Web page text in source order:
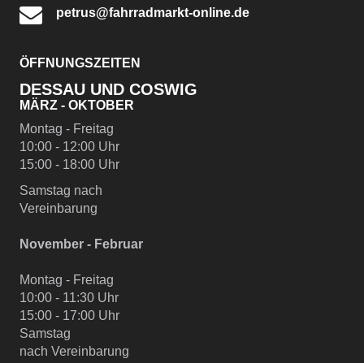
petrus@fahrradmarkt-online.de
ÖFFNUNGSZEITEN
DESSAU UND COSWIG
MÄRZ - OKTOBER
Montag - Freitag
10:00 - 12:00 Uhr
15:00 - 18:00 Uhr
Samstag nach
Vereinbarung
November - Februar
Montag - Freitag
10:00 - 11:30 Uhr
15:00 - 17:00 Uhr
Samstag
nach Vereinbarung